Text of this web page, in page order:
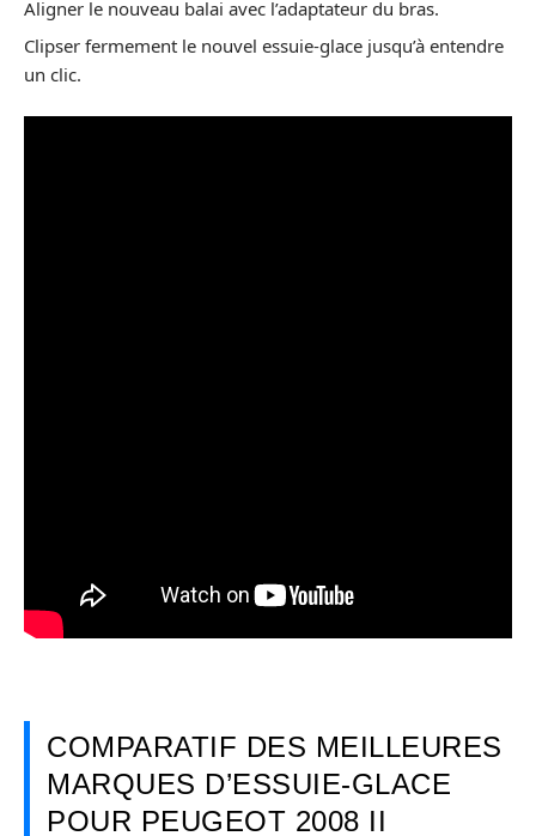
Aligner le nouveau balai avec l’adaptateur du bras.
Clipser fermement le nouvel essuie-glace jusqu’à entendre
un clic.
COMPARATIF DES MEILLEURES
MARQUES D’ESSUIE-GLACE
POUR PEUGEOT 2008 II